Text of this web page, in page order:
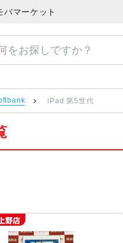
マーケット
iPad 第5世代